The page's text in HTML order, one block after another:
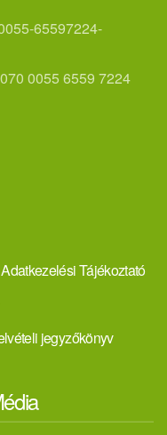
65597224-
0055 6559 7224
Adatkezelési Tájékoztató
jegyzőkönyv